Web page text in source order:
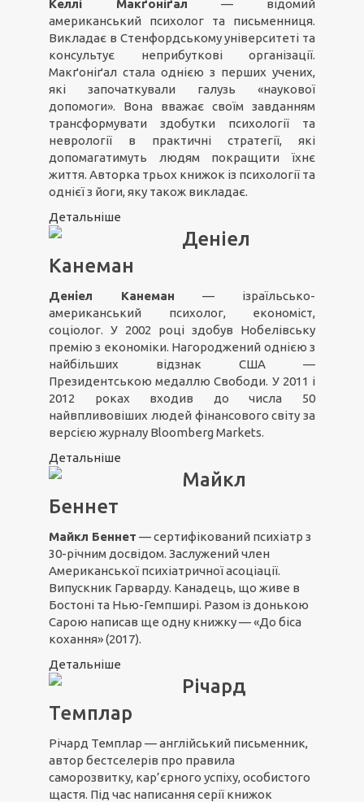
Келлі Макґоніґал — відомий
американський психолог та письменниця.
Викладає в Стенфордському університеті та
консультує неприбуткові організації.
Макґоніґал стала однією з перших учених,
які започаткували галузь «наукової
допомоги». Вона вважає своїм завданням
трансформувати здобутки психології та
неврології в практичні стратегії, які
допомагатимуть людям покращити їхнє
життя. Авторка трьох книжок із психології та
однієї з йоги, яку також викладає.
Детальніше
Деніел
Канеман
Деніел Канеман— ізраїльсько-
американський психолог, економіст,
соціолог. У 2002 році здобув Нобелівську
премію з економіки. Нагороджений однією з
найбільших відзнак США —
Президентською медаллю Свободи. У 2011 і
2012 роках входив до числа 50
найвпливовіших людей фінансового світу за
версією журналу Bloomberg Markets.
Детальніше
Майкл
Беннет
Майкл Беннет — сертифікований психіатр з
30-річним досвідом. Заслужений член
Американської психіатричної асоціації.
Випускник Гарварду. Канадець, що живе в
Бостоні та Нью-Гемпширі. Разом із донькою
Сарою написав ще одну книжку — «До біса
кохання» (2017).
Детальніше
Річард
Темплар
Річард Темплар — англійський письменник,
автор бестселерів про правила
саморозвитку, кар’єрного успіху, особистого
щастя. Під час написання серії книжок